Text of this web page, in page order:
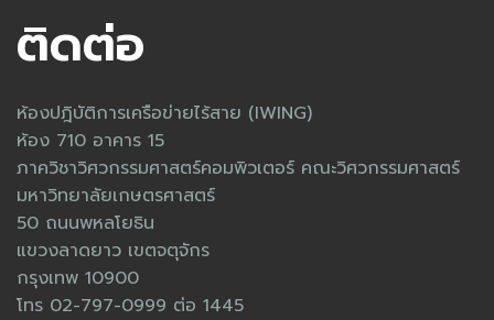
ติดต่อ
ห้องปฎิบัติการเครือข่ายไร้สาย (IWING)
ห้อง 710 อาคาร 15
ภาควิชาวิศวกรรมศาสตร์คอมพิวเตอร์ คณะวิศวกรรมศาสตร์
มหาวิทยาลัยเกษตรศาสตร์
50 ถนนพหลโยธิน
แขวงลาดยาว เขตจตุจักร
กรุงเทพ 10900
โทร 02-797-0999 ต่อ 1445